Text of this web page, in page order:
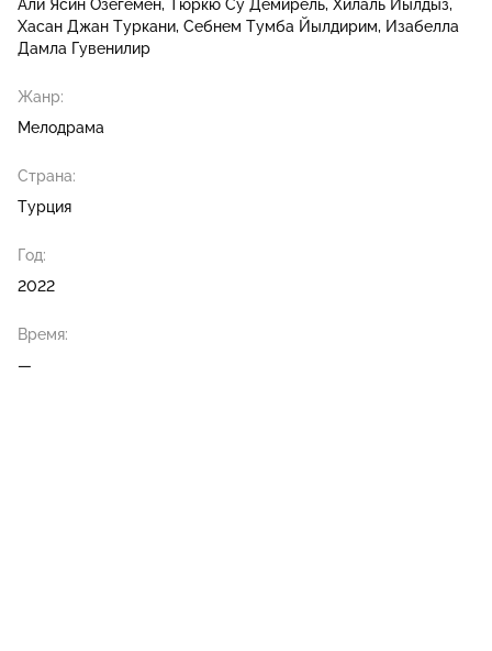
Али Ясин Озегемен Тюркю Су Демирель Хилаль Йылдыз
Хасан Джан Туркани Себнем Тумба Йылдирим
Изабелла
Дамла Гувенилир
Жанр:
Мелодрама
Страна:
Турция
Год:
2022
Время:
—